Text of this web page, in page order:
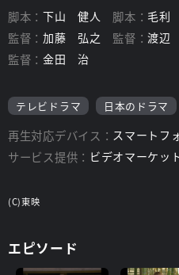
脚本：下山 健人 脚本： 毛利
監督：加藤 弘之 監督：渡辺
監督：金田 治
テレビドラマ 日本のドラマ
再生対応デバイス： スマートフ
サービス提供： ビデオマーケッ
(C)東映
エピソード